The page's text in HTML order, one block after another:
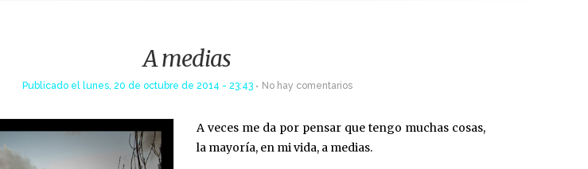
A medias
Publicado el lunes, 20 de octubre de 2014 - 23:43 No hay comentarios
A veces me da por pensar que tengo muchas cosas,
la mayoría, en mi vida, a medias.